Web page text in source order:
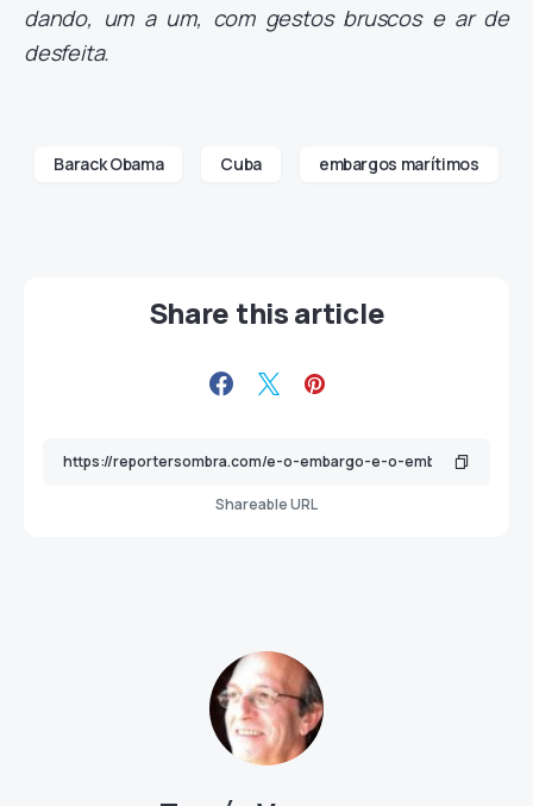
dando, um a um, com gestos bruscos e ar de
desfeita.
Barack Obama Cuba embargos marítimos
Share this article
Shareable URL